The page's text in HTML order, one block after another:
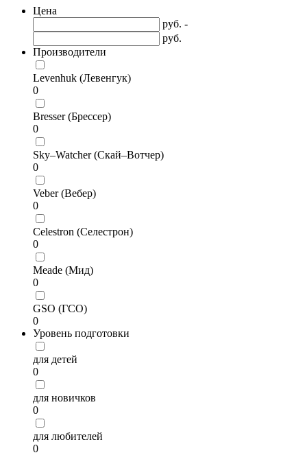
Цена
руб. -
руб.
Производители
Levenhuk (Левенгук)
0
Bresser (Брессер)
0
Sky–Watcher (Скай–Вотчер)
0
Veber (Вебер)
0
Celestron (Селестрон)
0
Meade (Мид)
0
GSO (ГСО)
0
Уровень подготовки
для детей
0
для новичков
0
для любителей
0